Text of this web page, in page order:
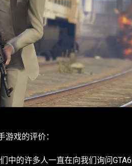
戏的评价：
中的许多人一直在向我们询问